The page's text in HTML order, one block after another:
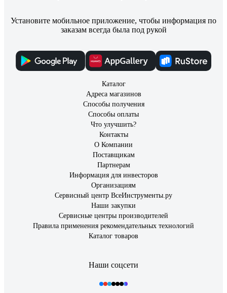
Установите мобильное приложение, чтобы информация по
заказам всегда была под рукой
Каталог
Адреса магазинов
Способы получения
Способы оплаты
Что улучшить?
Контакты
О Компании
Поставщикам
Партнерам
Информация для инвесторов
Организациям
Сервисный центр ВсеИнструменты.ру
Наши закупки
Сервисные центры производителей
Правила применения рекомендательных технологий
Каталог товаров
Наши соцсети